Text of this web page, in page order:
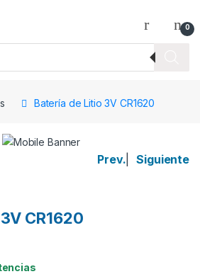
0
Batería de Litio 3V CR1620
Prev. Siguiente
CR1620